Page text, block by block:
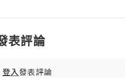
表評論
登入發表評論